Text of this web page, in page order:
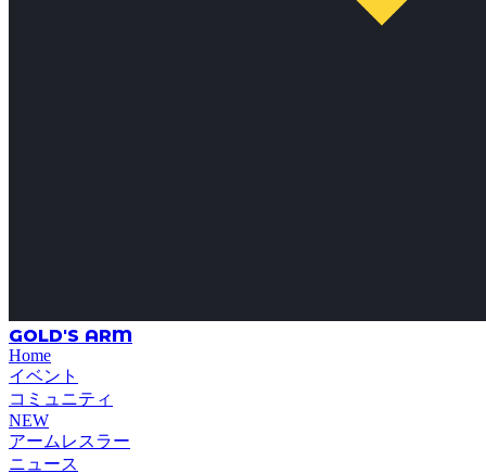
GOLD'S ARM
Home
イベント
コミュニティ
NEW
アームレスラー
ニュース